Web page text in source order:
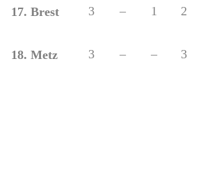
17. Brest 3 – 1 2
18. Metz 3 – – 3